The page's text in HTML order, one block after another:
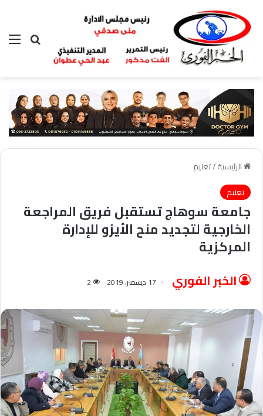
بحث عن
الرئيسية/تعليم
تعليم
جامعة سوهاج تستقبل فريق المراجعة
الخارجية لتجديد منح الأيزو للإدارة
المركزية
الخبر الفوري 17 ديسمبر، 2019 2